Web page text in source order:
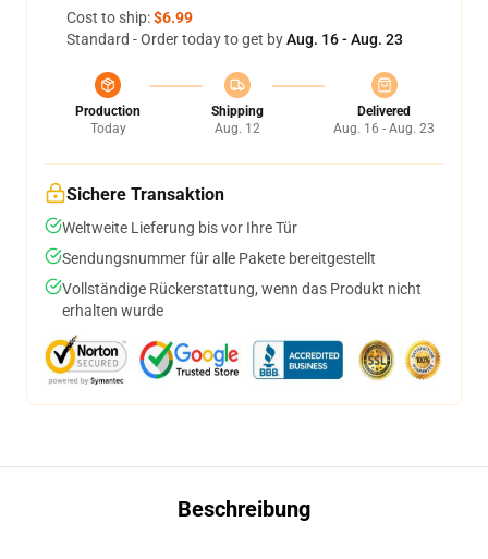
Cost to ship:$6.99
Standard - Order today to get byAug. 16 - Aug. 23
Production
Today
Shipping
Aug. 12
Delivered
Aug. 16 - Aug. 23
Sichere Transaktion
Weltweite Lieferung bis vor Ihre Tür
Sendungsnummer für alle Pakete bereitgestellt
Vollständige Rückerstattung, wenn das Produkt nicht
erhalten wurde
Beschreibung